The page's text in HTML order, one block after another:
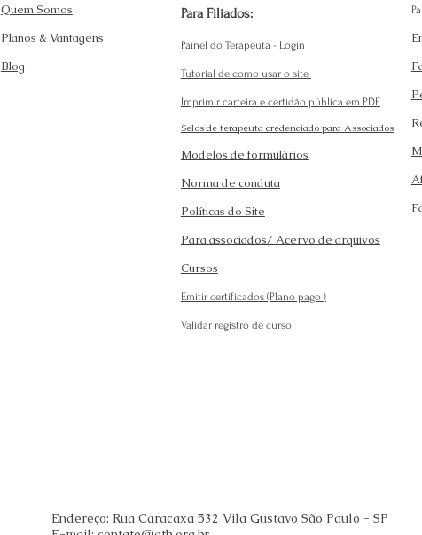
Quem Somos
Planos & Vantagens
Blog
Para Filiados:
Painel do Terapeuta - Login
Tutorial de como usar o site
Imprimir carteira e certidão pública em PDF
Selos de terapeuta credenciado para Associados
Modelos de formulários
Norma de conduta
Políticas do Site
Para associados/ Acervo de arquivos
Cursos
Emitir certificados (Plano pago )
Validar registro de curso
Endereço: Rua Caracaxa 532 Vila Gustavo São Paulo - SP